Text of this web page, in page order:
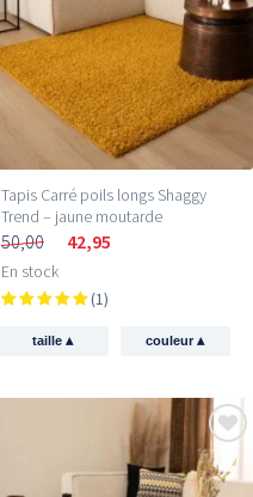
Tapis Carré poils longs Shaggy
Trend – jaune moutarde
50,00 42,95
En stock
(1)
taille▴ couleur▴